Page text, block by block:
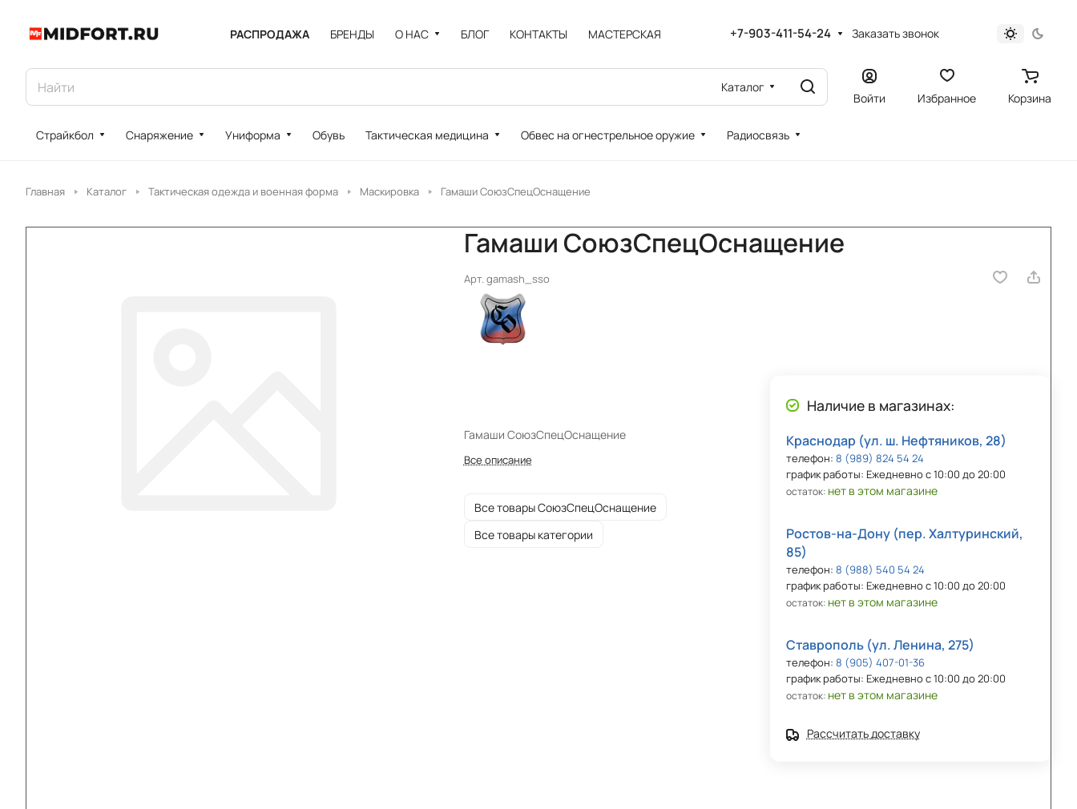
РАСПРОДАЖА БРЕНДЫ О НАС БЛОГ КОНТАКТЫ МАСТЕРСКАЯ +7-903-411-54-24 Заказать звонок
Каталог
Войти Избранное Корзина
Страйкбол Снаряжение Униформа Обувь Тактическая медицина Обвес на огнестрельное оружие Радиосвязь
Главная Каталог Тактическая одежда и военная форма Маскировка Гамаши СоюзСпецОснащение
Гамаши СоюзСпецОснащение
Арт.gamash_sso
Гамаши СоюзСпецОснащение
Все описание
Все товары СоюзСпецОснащение
Все товары категории
Наличие в магазинах:
Краснодар (ул. ш. Нефтяников, 28)
телефон: 8 (989) 824 54 24
график работы: Ежедневно с 10:00 до 20:00
остаток: нет в этом магазине
Ростов-на-Дону (пер. Халтуринский,
85)
телефон: 8 (988) 540 54 24
график работы: Ежедневно с 10:00 до 20:00
остаток: нет в этом магазине
Ставрополь (ул. Ленина, 275)
телефон: 8 (905) 407-01-36
график работы: Ежедневно с 10:00 до 20:00
остаток: нет в этом магазине
Рассчитать доставку